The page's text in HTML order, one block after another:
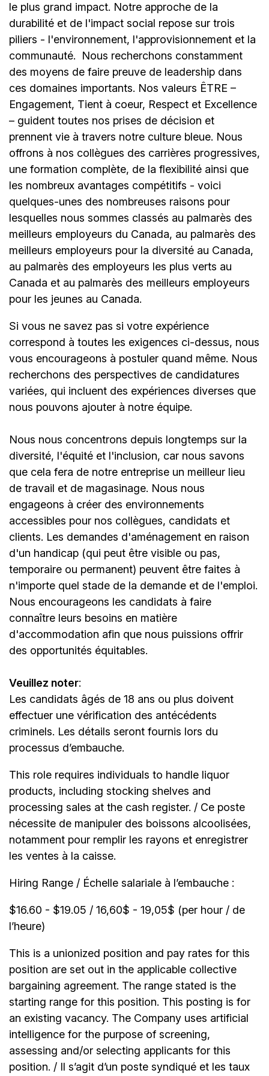
le plus grand impact. Notre approche de la
durabilité et de l'impact social repose sur trois
piliers - l'environnement, l'approvisionnement et la
communauté.
Nous recherchons constamment
des moyens de faire preuve de leadership dans
ces domaines importants. Nos valeurs ÊTRE –
Engagement, Tient à coeur, Respect et Excellence
– guident toutes nos prises de décision et
prennent vie à travers notre culture bleue. Nous
offrons à nos collègues des carrières progressives,
une formation complète, de la flexibilité ainsi que
les nombreux avantages compétitifs - voici
quelques-unes des nombreuses raisons pour
lesquelles nous sommes classés au palmarès des
meilleurs employeurs du Canada, au palmarès des
meilleurs employeurs pour la diversité au Canada,
au palmarès des employeurs les plus verts au
Canada et au palmarès des meilleurs employeurs
pour les jeunes au Canada.
Si vous ne savez pas si votre expérience
correspond à toutes les exigences ci-dessus, nous
vous encourageons à postuler quand même. Nous
recherchons des perspectives de candidatures
variées, qui incluent des expériences diverses que
nous pouvons ajouter à notre équipe.
Nous nous concentrons depuis longtemps sur la
diversité, l'équité et l'inclusion, car nous savons
que cela fera de notre entreprise un meilleur lieu
de travail et de magasinage. Nous nous
engageons à créer des environnements
accessibles pour nos collègues, candidats et
clients. Les demandes d'aménagement en raison
d'un handicap (qui peut être visible ou pas,
temporaire ou permanent) peuvent être faites à
n'importe quel stade de la demande et de l'emploi.
Nous encourageons les candidats à faire
connaître leurs besoins en matière
d'accommodation afin que nous puissions offrir
des opportunités équitables.
Veuillez noter:
Les candidats âgés de 18 ans ou plus doivent
effectuer une vérification des antécédents
criminels. Les détails seront fournis lors du
processus d’embauche.
This role requires individuals to handle liquor
products, including stocking shelves and
processing sales at the cash register. / Ce poste
nécessite de manipuler des boissons alcoolisées,
notamment pour remplir les rayons et enregistrer
les ventes à la caisse.
Hiring Range / Échelle salariale à l’embauche :
$16.60 - $19.05 / 16,60$ - 19,05$ (per hour / de
l’heure)
This is a unionized position and pay rates for this
position are set out in the applicable collective
bargaining agreement. The range stated is the
starting range for this position. This posting is for
an existing vacancy. The Company uses artificial
intelligence for the purpose of screening,
assessing and/or selecting applicants for this
position. / Il s’agit d’un poste syndiqué et les taux